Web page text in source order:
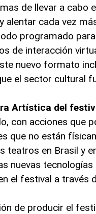
de llevar a cabo
alentar cada vez
programado
de interacción
nuevo formato
el sector cultural
Artística del
con acciones que
que no están
teatros en Brasil y
nuevas
el festival a través
de producir el